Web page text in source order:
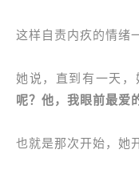
这样自责内疚的情绪
她说，直到有一天
呢？他，我眼前最爱
也就是那次开始，她